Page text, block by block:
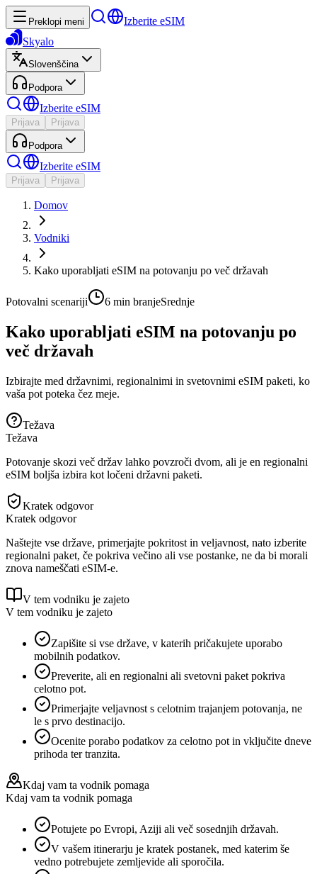
Preklopi meni
Izberite eSIM
Skyalo
Slovenščina
Podpora
Izberite eSIM
Prijava Prijava
Podpora
Izberite eSIM
Prijava Prijava
Domov
Vodniki
Kako uporabljati eSIM na potovanju po več državah
Potovalni scenariji 6 min branjeSrednje
Kako uporabljati eSIM na potovanju po
več državah
Izbirajte med državnimi, regionalnimi in svetovnimi eSIM paketi, ko
vaša pot poteka čez meje.
Težava
Težava
Potovanje skozi več držav lahko povzroči dvom, ali je en regionalni
eSIM boljša izbira kot ločeni državni paketi.
Kratek odgovor
Kratek odgovor
Naštejte vse države, primerjajte pokritost in veljavnost, nato izberite
regionalni paket, če pokriva večino ali vse postanke, ne da bi morali
znova nameščati eSIM-e.
V tem vodniku je zajeto
V tem vodniku je zajeto
Zapišite si vse države, v katerih pričakujete uporabo
mobilnih podatkov.
Preverite, ali en regionalni ali svetovni paket pokriva
celotno pot.
Primerjajte veljavnost s celotnim trajanjem potovanja, ne
le s prvo destinacijo.
Ocenite porabo podatkov za celotno pot in vključite dneve
prihoda ter tranzita.
Kdaj vam ta vodnik pomaga
Kdaj vam ta vodnik pomaga
Potujete po Evropi, Aziji ali več sosednjih državah.
V vašem itinerarju je kratek postanek, med katerim še
vedno potrebujete zemljevide ali sporočila.